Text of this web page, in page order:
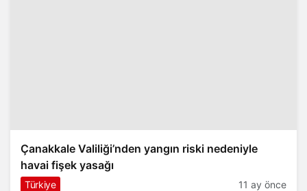
Çanakkale Valiliği’nden yangın riski nedeniyle
havai fişek yasağı
Türkiye 11 ay önce